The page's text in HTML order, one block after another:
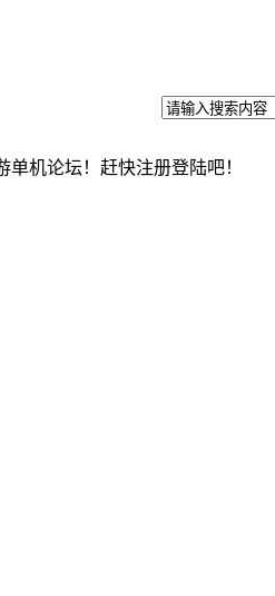
机论坛！赶快注册登陆吧！